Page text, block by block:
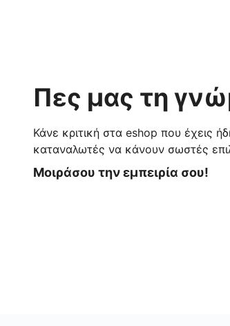
Πες μας τη
Κάνε κριτική στα eshop που έχεις
καταναλωτές να κάνουν σωστές
Μοιράσου την εμπειρία σου!